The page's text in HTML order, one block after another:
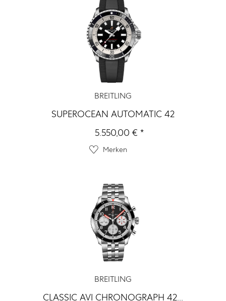
BREITLING
SUPEROCEAN AUTOMATIC 42
5.550,00 € *
Merken
BREITLING
CLASSIC AVI CHRONOGRAPH 42...